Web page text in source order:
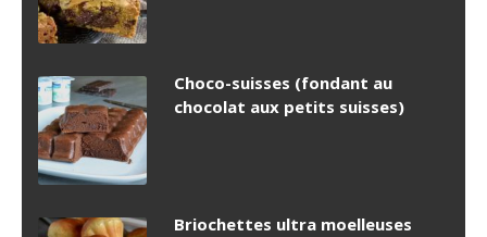
Choco-suisses (fondant au
chocolat aux petits suisses)
Briochettes ultra moelleuses